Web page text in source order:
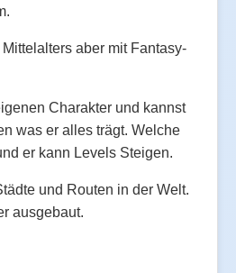
aber mit Fantasy-
Charakter und kannst
was er alles trägt. Welche
er kann Levels Steigen.
und Routen in der Welt.
ausgebaut.